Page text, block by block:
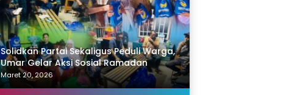
Solidkan Partai Sekaligus Peduli Warga,
Umar Gelar Aksi Sosial Ramadan
Maret 20, 2026